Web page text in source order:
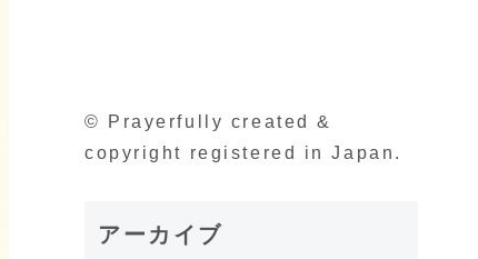
© Prayerfully created &
copyright registered in Japan.
アーカイブ